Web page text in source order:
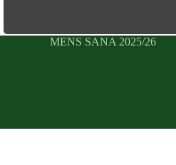
MENS SANA 2025/26